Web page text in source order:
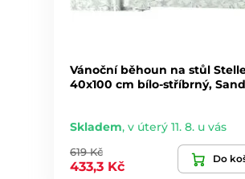
Vánoční běhoun na stůl
40x100 cm bílo-stříbrný,
Skladem, v úterý 11. 8. u vás
619 Kč
433,3 Kč
Do